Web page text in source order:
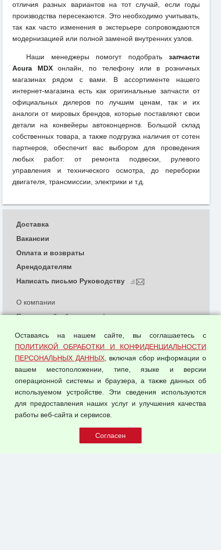
отличия разных вариантов на тот случай, если годы
производства пересекаются. Это необходимо учитывать,
так как часто изменения в экстерьере сопровождаются
модернизацией или полной заменой внутренних узлов.
Наши менеджеры помогут подобрать запчасти
Acura MDXонлайн, по телефону или в розничных
магазинах рядом с вами. В ассортименте нашего
интернет-магазина есть как оригинальные запчасти от
официальных дилеров по лучшим ценам, так и их
аналоги от мировых брендов, которые поставляют свои
детали на конвейеры автоконцернов. Большой склад
собственных товара, а также подгрузка наличия от сотен
партнеров, обеспечит вас выбором для проведения
любых работ: от ремонта подвески, рулевого
управления и технического осмотра, до переборки
двигателя, трансмиссии, электрики и т.д.
© 2026 ООО "Феникс"
О компании
Политика обработки и конфиденциальности
Согласием на обработку персональных данных
Оферта оптовой купли-продажи
Публичная оферта
Доставка
Вакансии
Оплата и возвраты
Арендодателям
Написать письмо Руководству
Оставаясь на нашем сайте, вы соглашаетесь с
ПОЛИТИКОЙ ОБРАБОТКИ И КОНФИДЕНЦИАЛЬНОСТИ
ПЕРСОНАЛЬНЫХ ДАННЫХ, включая сбор информации о
вашем местоположении, типе, языке и версии
операционной системы и браузера, а также данных об
используемом устройстве. Эти сведения используются
для предоставления наших услуг и улучшения качества
работы веб-сайта и сервисов.